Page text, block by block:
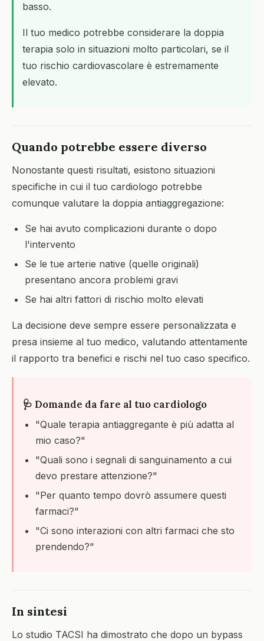
basso.
Il tuo medico potrebbe considerare la doppia
terapia solo in situazioni molto particolari, se il
tuo rischio cardiovascolare è estremamente
elevato.
Quando potrebbe essere diverso
Nonostante questi risultati, esistono situazioni
specifiche in cui il tuo cardiologo potrebbe
comunque valutare la doppia antiaggregazione:
Se hai avuto complicazioni durante o dopo
l'intervento
Se le tue arterie native (quelle originali)
presentano ancora problemi gravi
Se hai altri fattori di rischio molto elevati
La decisione deve sempre essere personalizzata e
presa insieme al tuo medico, valutando attentamente
il rapporto tra benefici e rischi nel tuo caso specifico.
🩺 Domande da fare al tuo cardiologo
"Quale terapia antiaggregante è più adatta al
mio caso?"
"Quali sono i segnali di sanguinamento a cui
devo prestare attenzione?"
"Per quanto tempo dovrò assumere questi
farmaci?"
"Ci sono interazioni con altri farmaci che sto
prendendo?"
In sintesi
Lo studio TACSI ha dimostrato che dopo un bypass